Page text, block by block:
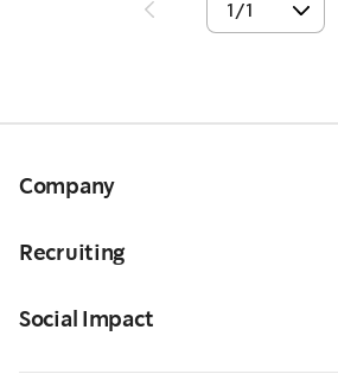
Company
Recruiting
Social Impact